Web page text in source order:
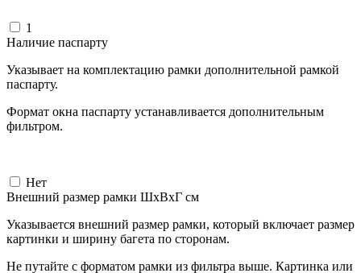
1
Наличие паспарту
Указывает на комплектацию рамки дополнительной рамкой
паспарту.
Формат окна паспарту устанавливается дополнительным
фильтром.
Нет
Внешний размер рамки ШxВxГ см
Указывается внешний размер рамки, который включает размер
картинки и ширину багета по сторонам.
Не путайте с форматом рамки из фильтра выше. Картинка или